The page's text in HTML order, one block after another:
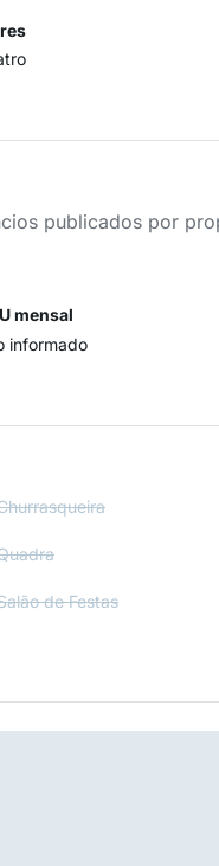
publicados por
mensal
informado
de Festas